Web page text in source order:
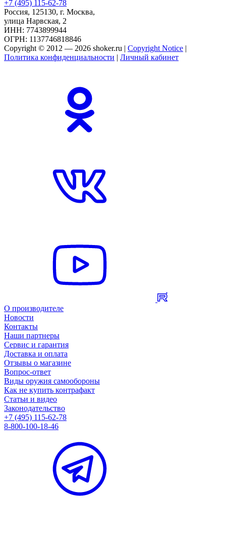
+7 (495) 115-62-78
Россия, 125130, г. Москва,
улица Нарвская, 2
ИНН: 7743899944
ОГРН: 1137746818846
Copyright © 2012 — 2026 shoker.ru | Copyright Notice |
Политика конфиденциальности | Личный кабинет
О производителе
Новости
Контакты
Наши партнеры
Сервис и гарантия
Доставка и оплата
Отзывы о магазине
Вопрос-ответ
Виды оружия самообороны
Как не купить контрафакт
Статьи и видео
Законодательство
+7 (495) 115-62-78
8-800-100-18-46